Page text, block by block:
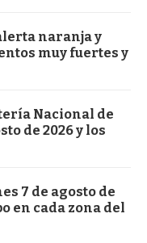
naranja y
muy fuertes y
Nacional de
de 2026 y los
7 de agosto de
en cada zona del